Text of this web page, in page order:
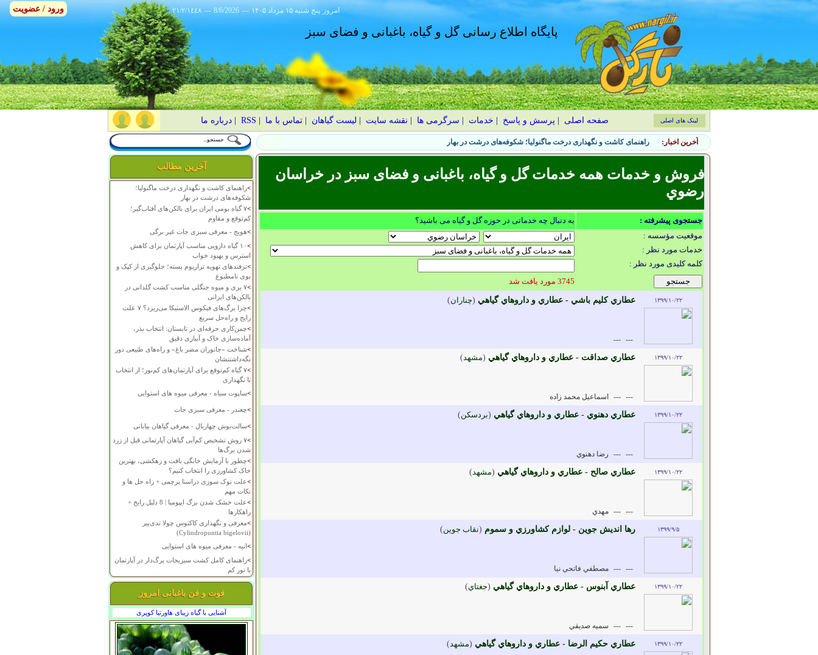
٢١/٢/١٤٤٨ --- 8/6/2026 --- ۱۴۰۵ پنج شنبه ۱۵ مرداد امروز
پایگاه اطلاع رسانی گل و گیاه، باغبانی و فضای سبز
صفحه اصلی پرسش و پاسخ خدمات سرگرمی ها نقشه سایت لیست گیاهان |تماس با ما RSS
|درباره ما لینک های اصلی
آخرین اخبار: راهنمای کاشت و نگهداری درخت ماگنولیا؛ شکوفه‌های درشت در بهار
آخرین مطالب
>راهنمای کاشت و نگهداری درخت ماگنولیا؛
شکوفه‌های درشت در بهار
>
۷ گیاه بومی ایران برای بالکن‌های آفتاب‌گیر؛
کم‌توقع و مقاوم
>هویج - معرفی سبزی جات غیر برگی
>
۱۰ گیاه دارویی مناسب آپارتمان برای کاهش
استرس و بهبود خواب
>ترفندهای تهویه تراریوم بسته؛ جلوگیری از کپک و
بوی نامطبوع
>
۷ بری و میوه جنگلی مناسب کشت گلدانی در
بالکن‌های ایرانی
>
چرا برگ‌های فیکوس الاستیکا می‌ریزد؟ ۷ علت
رایج و راه‌حل سریع
>چمن‌کاری حرفه‌ای در تابستان: انتخاب بذر،
آماده‌سازی خاک و آبیاری دقیق
>شناخت «جانوران مضر باغ» و راه‌های طبیعی دور
نگه‌داشتنشان
>
۷ گیاه کم‌توقع برای آپارتمان‌های کم‌نور؛ از انتخاب
تا نگهداری
>ساپوت سیاه - معرفی میوه های استوایی
>چغندر - معرفی سبزی جات
>سالت‌بوش چهاربال - معرفی گیاهان بیابانی
>
۷ روش تشخیص کم‌آبی گیاهان آپارتمانی قبل از زرد
شدن برگ‌ها
>چطور با آزمایش خانگی بافت و زهکشی، بهترین
خاک کشاورزی را انتخاب کنیم؟
>علت نوک سوزی دراسنا پرچمی + راه حل ها و
نکات مهم
>
علت خشک شدن برگ ایپومیا | 8 دلیل رایج +
راهکارها
>معرفی و نگهداری کاکتوس چولا تدی‌بیر
(Cylindropuntia bigelovii)
>انبه - معرفی میوه های استوایی
>راهنمای کامل کشت سبزیجات برگ‌دار در آپارتمان
با نور کم
فوت و فن باغبانی امروز
آشنایی با گیاه زیبای هاورتیا کوپری
فروش و خدمات همه خدمات گل و گیاه، باغبانی و فضای سبز در خراسان
رضوي
جستجوی پیشرفته :
به دنبال چه خدماتی در حوزه گل و گیاه می باشید؟
موقعیت مؤسسه :
خدمات مورد نظر :
کلمه کلیدی مورد نظر :
3745 مورد یافت شد
۱۳۹۹/۱۰/۲۲ عطاري کليم باشي - عطاري و داروهاي گياهي (چناران)
---
---
۱۳۹۹/۱۰/۲۲ عطاري صداقت - عطاري و داروهاي گياهي (مشهد)
---
--- اسماعيل محمد زاده
۱۳۹۹/۱۰/۲۲ عطاري دهنوي - عطاري و داروهاي گياهي (بردسکن)
---
--- رضا دهنوي
۱۳۹۹/۱۰/۲۲ عطاري صالح - عطاري و داروهاي گياهي (مشهد)
---
--- مهدي
۱۳۹۹/۹/۵ رها انديش جوين - لوازم کشاورزي و سموم (نقاب جوين)
---
--- مصطفي فاتحي نيا
۱۳۹۹/۱۰/۲۲ عطاري آبنوس - عطاري و داروهاي گياهي (جغتاي)
---
--- سميه صديقي
۱۳۹۹/۱۰/۲۲ عطاري حکيم الرضا - عطاري و داروهاي گياهي (مشهد)
ورود / عضویت